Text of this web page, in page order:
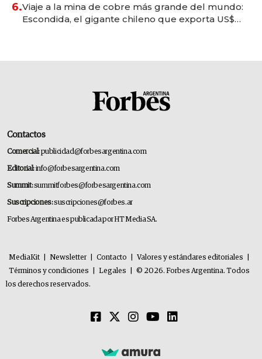
6.Viaje a la mina de cobre más grande del mundo:
Escondida, el gigante chileno que exporta US$
Contactos
Comercial:publicidad@forbesargentina.com
Editorial:info@forbesargentina.com
Summit:summitforbes@forbesargentina.com
Suscripciones:suscripciones@forbes.ar
Forbes Argentina es publicada por HT Media SA.
MediaKit Newsletter Contacto Valores y estándares editoriales
Términos y condiciones
Legales
© 2026. Forbes Argentina. Todos
los derechos reservados.